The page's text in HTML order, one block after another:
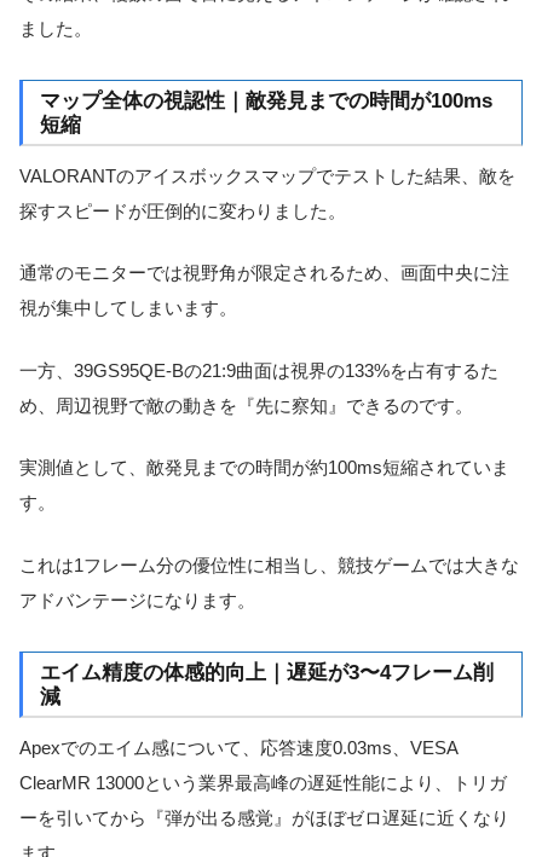
ました。
マップ全体の視認性｜敵発見までの時間が100ms
短縮
VALORANTのアイスボックスマップでテストした結果、敵を
探すスピードが圧倒的に変わりました。
通常のモニターでは視野角が限定されるため、画面中央に注
視が集中してしまいます。
一方、39GS95QE-Bの21:9曲面は視界の133%を占有するた
め、周辺視野で敵の動きを『先に察知』できるのです。
実測値として、敵発見までの時間が約100ms短縮されていま
す。
これは1フレーム分の優位性に相当し、競技ゲームでは大きな
アドバンテージになります。
エイム精度の体感的向上｜遅延が3〜4フレーム削
減
Apexでのエイム感について、応答速度0.03ms、VESA
ClearMR 13000という業界最高峰の遅延性能により、トリガ
ーを引いてから『弾が出る感覚』がほぼゼロ遅延に近くなり
ます。